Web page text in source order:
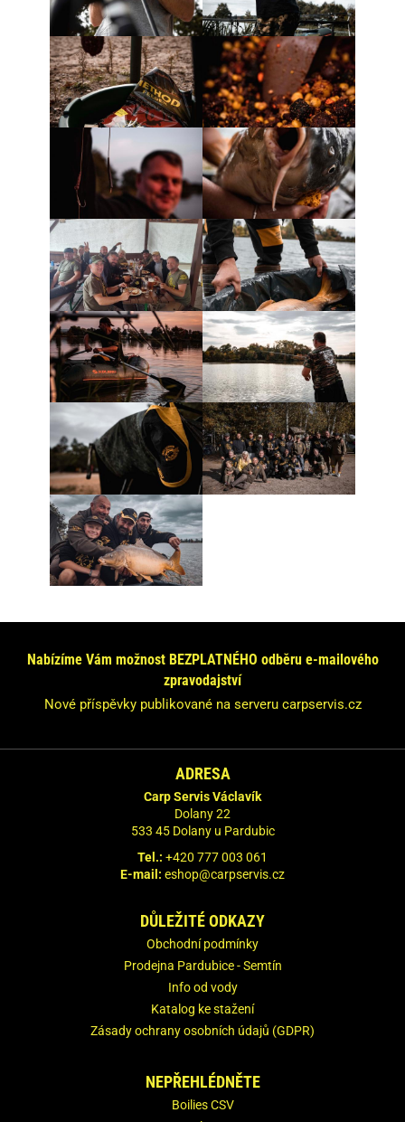
Nabízíme Vám možnost BEZPLATNÉHO odběru e-mailového
zpravodajství
Nové příspěvky publikované na serveru carpservis.cz
ADRESA
Carp Servis Václavík
Dolany 22
533 45 Dolany u Pardubic
Tel.: +420 777 003 061
E-mail: eshop@carpservis.cz
DŮLEŽITÉ ODKAZY
Obchodní podmínky
Prodejna Pardubice - Semtín
Info od vody
Katalog ke stažení
Zásady ochrany osobních údajů (GDPR)
NEPŘEHLÉDNĚTE
Boilies CSV